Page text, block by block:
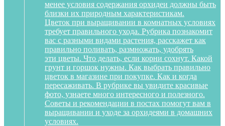
менее условия содержания орхидеи должны быть
близки их природным характеристикам.
Цветок при выращивании в комнатных условиях
требует правильного ухода. Рубрика познакомит
вас с разными видами растения, расскажет как
правильно поливать, размножать, удобрять
эти цветы. Что делать, если корни сохнут. Какой
грунт и горшок нужны. Как выбрать правильно
цветок в магазине при покупке. Как и когда
пересаживать. В рубрике вы увидите красивые
фото, узнаете много интересного и полезного.
Советы и рекомендации в постах помогут вам в
выращивании и уходе за орхидеями в домашних
условиях.